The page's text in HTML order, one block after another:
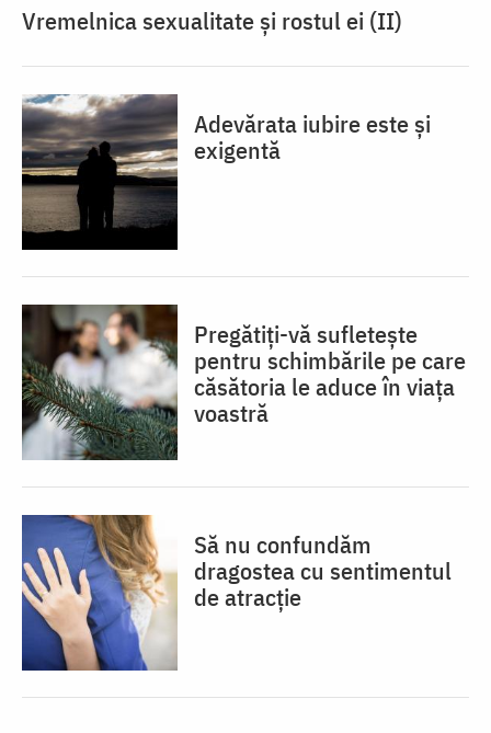
Vremelnica sexualitate și rostul ei (II)
Adevărata iubire este și
exigentă
Pregătiți-vă sufletește
pentru schimbările pe care
căsătoria le aduce în viața
voastră
Să nu confundăm
dragostea cu sentimentul
de atracție